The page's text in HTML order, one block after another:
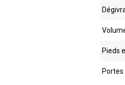
Pieds
Portes